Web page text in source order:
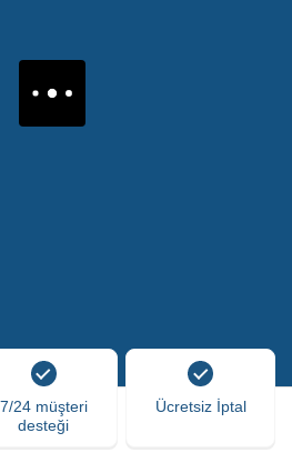
7/24 müşteri
desteği
Ücretsiz İptal